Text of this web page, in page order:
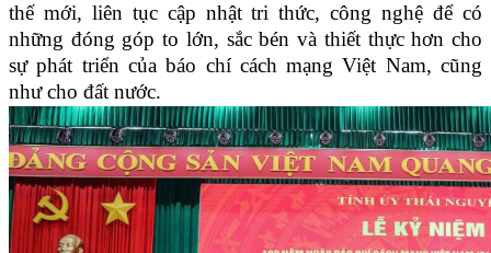
thế mới, liên tục cập nhật tri thức, công nghệ để có
những đóng góp to lớn, sắc bén và thiết thực hơn cho
sự phát triển của báo chí cách mạng Việt Nam, cũng
như cho đất nước.